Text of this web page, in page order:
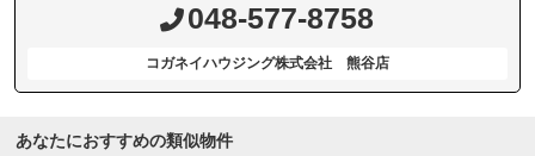
048-577-8758
コガネイハウジング株式会社 熊谷店
あなたにおすすめの類似物件